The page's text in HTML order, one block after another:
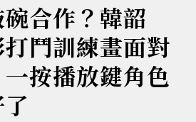
合作？韓韶
鬥訓練畫面對
按播放鍵角色